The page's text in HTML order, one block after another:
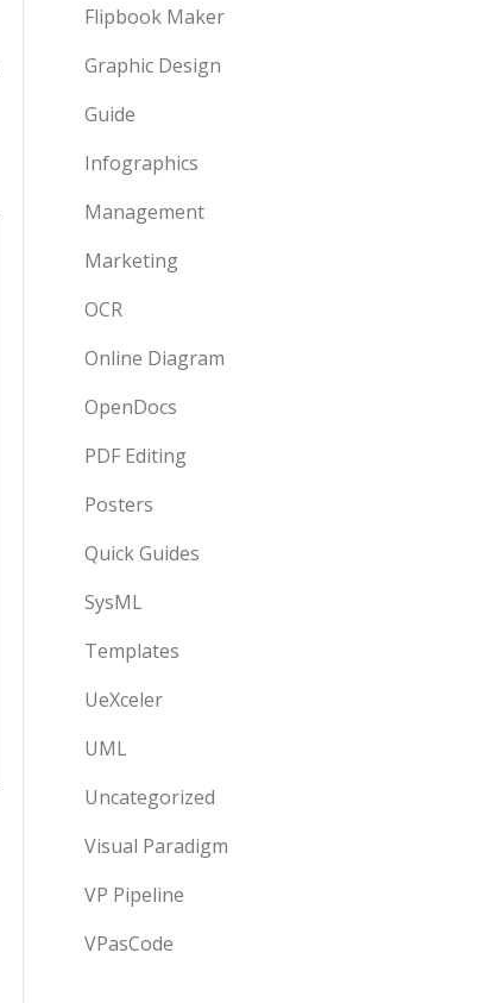
Flipbook Maker
Graphic Design
Guide
Infographics
Management
Marketing
OCR
Online Diagram
OpenDocs
PDF Editing
Posters
Quick Guides
SysML
Templates
UeXceler
UML
Uncategorized
Visual Paradigm
VP Pipeline
VPasCode